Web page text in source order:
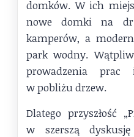
domków. W ich
nowe domki na
kamperów, a
park wodny.
prowadzenia prac
w pobliżu drzew.
Dlatego przyszłość
w szerszą